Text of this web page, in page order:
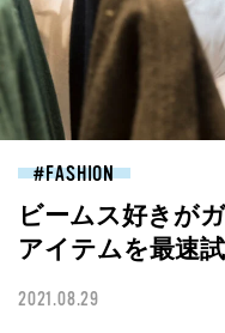
FASHION
ビームス好きが
アイテムを最速
2021.08.29